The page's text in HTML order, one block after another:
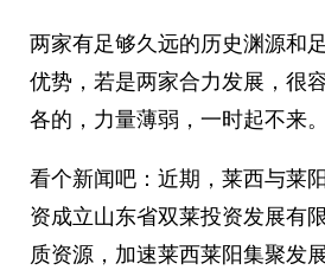
两家有足够久远的历史渊源和
优势，若是两家合力发展，很
各的，力量薄弱，一时起不来。
看个新闻吧：近期，莱西与莱
资成立山东省双莱投资发展有
质资源，加速莱西莱阳集聚发